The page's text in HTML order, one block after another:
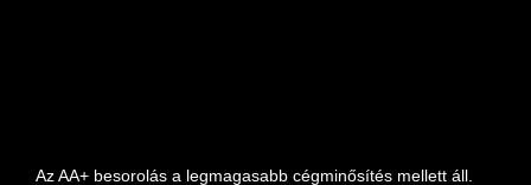
Az AA+ besorolás a legmagasabb cégminősítés mellett áll.